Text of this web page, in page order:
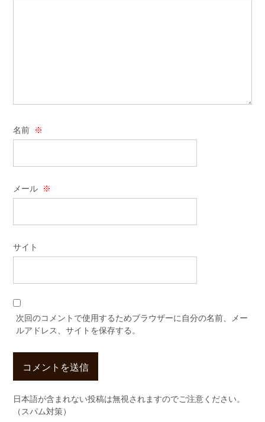
名前 ※
メール ※
サイト
次回のコメントで使用するためブラウザーに自分の名前、メー
ルアドレス、サイトを保存する。
日本語が含まれない投稿は無視されますのでご注意ください。
（スパム対策）